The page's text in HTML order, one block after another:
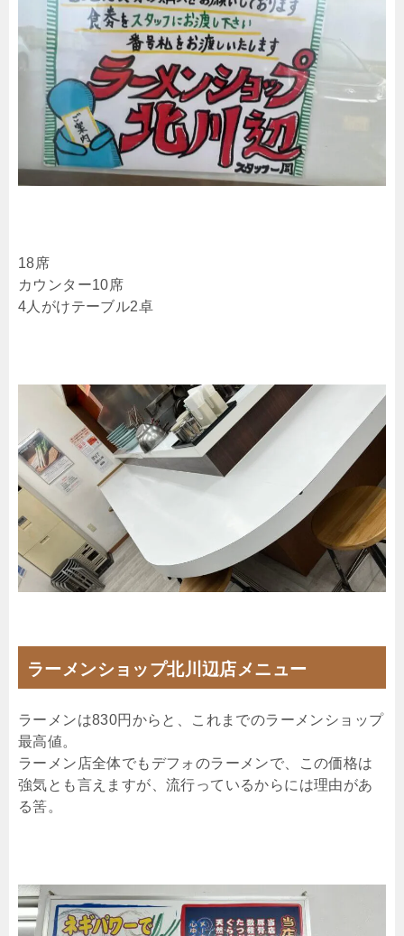
18席
カウンター10席
4人がけテーブル2卓
ラーメンショップ北川辺店メニュー
ラーメンは830円からと、これまでのラーメンショップ
最高値。
ラーメン店全体でもデフォのラーメンで、この価格は
強気とも言えますが、流行っているからには理由があ
る筈。